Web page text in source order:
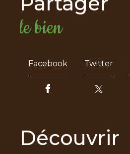
le bien
Facebook Twitter
découvrir